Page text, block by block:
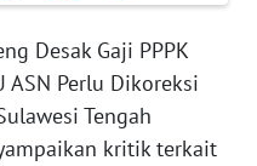
Desak Gaji PPPK
ASN Perlu Dikoreksi
Tengah
kritik terkait